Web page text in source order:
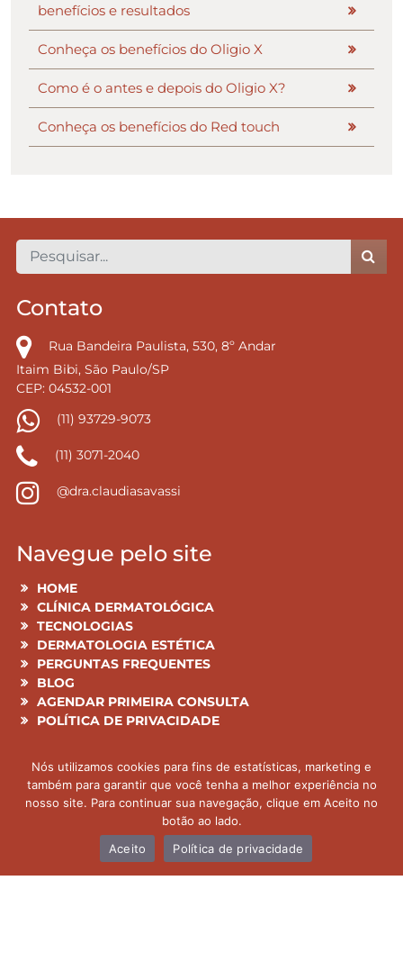
benefícios e resultados
Conheça os benefícios do Oligio X
Como é o antes e depois do Oligio X?
Conheça os benefícios do Red touch
Contato
Rua Bandeira Paulista, 530, 8º Andar
Itaim Bibi, São Paulo/SP
CEP: 04532-001
(11) 93729-9073
(11) 3071-2040
@dra.claudiasavassi
Navegue pelo site
HOME
CLÍNICA DERMATOLÓGICA
TECNOLOGIAS
DERMATOLOGIA ESTÉTICA
PERGUNTAS FREQUENTES
BLOG
AGENDAR PRIMEIRA CONSULTA
POLÍTICA DE PRIVACIDADE
Mapa do site
Todas as informações aqui publicadas têm cunho
educacional e são previamente analisadas pela Dra.
Claudia Savassi CRM 122 814
Nós utilizamos cookies para fins de estatísticas, marketing e
também para garantir que você tenha a melhor experiência no
nosso site. Para continuar sua navegação, clique em Aceito no
botão ao lado.
Aceito
Política de privacidade